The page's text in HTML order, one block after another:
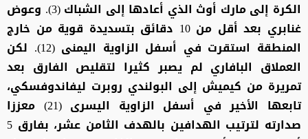
الكرة إلى مارك أوث الذي أعادها إلى الشباك (3). وعوض
غنابري بعد أقل من 10 دقائق بتسديدة قوية من خارج
المنطقة استقرت في أسفل الزاوية اليمنى (12). لكن
العملاق البافاري لم يصبر كثيرا لتقليص الفارق بعد
تمريرة من كيميش إلى البولندي روبرت ليفاندوفسكي،
تابعها الأخير في أسفل الزاوية اليسرى (21) معززا
صدارته لترتيب الهدافين بالهدف الثامن عشر، بفارق 5